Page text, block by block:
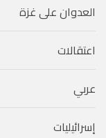
العدوان على غزة
اعتقالات
عربي
إسرائيليات